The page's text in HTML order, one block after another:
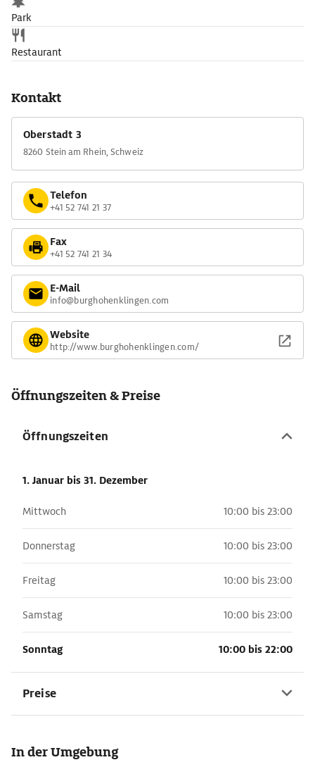
Park
Restaurant
Kontakt
Oberstadt 3
8260 Stein am Rhein, Schweiz
Telefon
+41 52 741 21 37
Fax
+41 52 741 21 34
E-Mail
info@burghohenklingen.com
Website
http://www.burghohenklingen.com/
Öffnungszeiten & Preise
Öffnungszeiten
1. Januar bis 31. Dezember
Mittwoch 10:00 bis 23:00
Donnerstag 10:00 bis 23:00
Freitag 10:00 bis 23:00
Samstag 10:00 bis 23:00
Sonntag 10:00 bis 22:00
Preise
In der Umgebung